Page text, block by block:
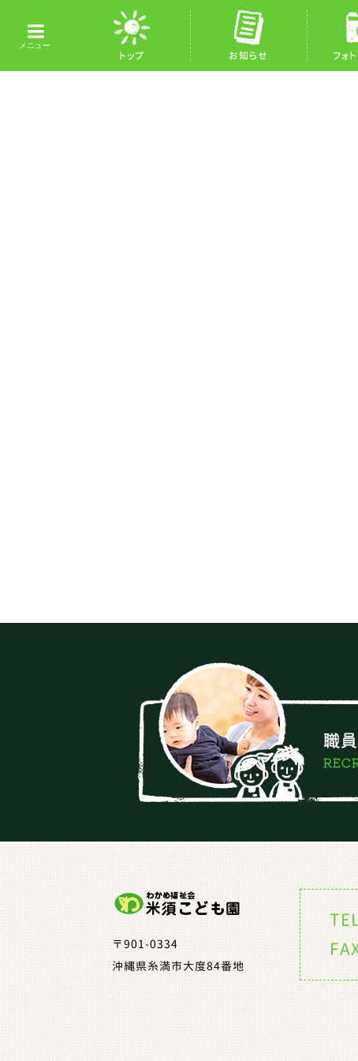
トップ お知らせ フォ
〒901-0334
沖縄県糸満市大度84番地